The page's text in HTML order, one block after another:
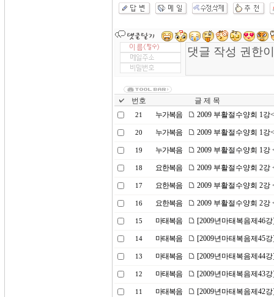
번호 글 제 목
21 누가복음 2009 부활절수양회 1
20 누가복음 2009 부활절수양회 1
19 누가복음 2009 부활절수양회 1
18 요한복음 2009 부활절수양회 2
17 요한복음 2009 부활절수양회 2
16 요한복음 2009 부활절수양회 2
15 마태복음 [2009년마태복음제46
14 마태복음 [2009년마태복음제45
13 마태복음 [2009년마태복음제44
12 마태복음 [2009년마태복음제43
11 마태복음 [2009년마태복음제42